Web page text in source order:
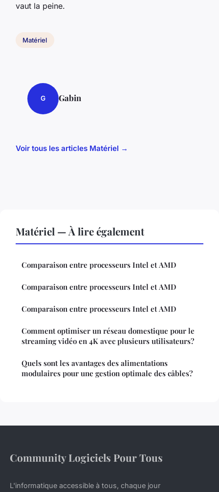
vaut la peine.
Matériel
G Gabin
Voir tous les articles Matériel →
Matériel — À lire également
Comparaison entre processeurs Intel et AMD
Comparaison entre processeurs Intel et AMD
Comparaison entre processeurs Intel et AMD
Comment optimiser un réseau domestique pour le
streaming vidéo en 4K avec plusieurs utilisateurs?
Quels sont les avantages des alimentations
modulaires pour une gestion optimale des câbles?
Community Logiciels Pour Tous
L'informatique accessible à tous, chaque jour